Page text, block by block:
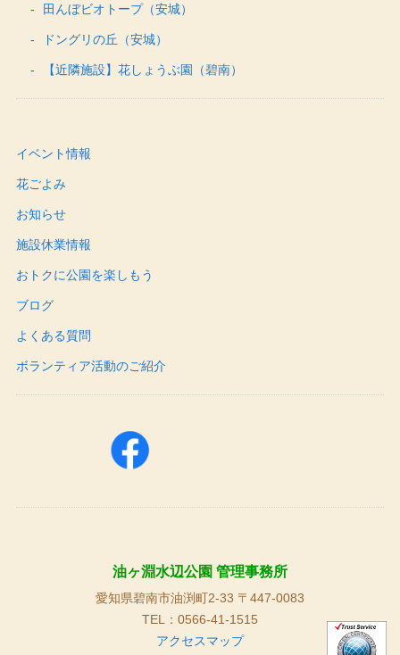
田んぼビオトープ（安城）
ドングリの丘（安城）
【近隣施設】花しょうぶ園（碧南）
イベント情報
花ごよみ
お知らせ
施設休業情報
おトクに公園を楽しもう
ブログ
よくある質問
ボランティア活動のご紹介
油ヶ淵水辺公園 管理事務所
愛知県碧南市油渕町2-33 〒447-0083
TEL：0566-41-1515
アクセスマップ